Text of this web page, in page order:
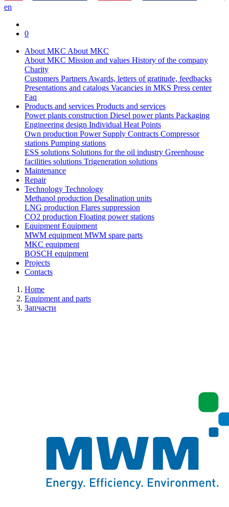
en
0
About MKC About MKC
About MKC Mission and values History of the company
Charity
Customers PartnersAwards, letters of gratitude, feedbacks
Presentations and catalogs Vacancies in MKS Press center
Faq
Products and services Products and services
Power plants construction Diesel power plants Packaging
Engineering design Individual Heat Points
Own production Power Supply Contracts Compressor
stations Pumping stations
ESS solutions Solutions for the oil industry Greenhouse
facilities solutions Trigeneration solutions
Maintenance
Repair
Technology Technology
Methanol production Desalination units
LNG production Flares suppression
СО2 production Floating power stations
EquipmentEquipment
MWM equipmentMWM spare parts
MKC equipment
BOSCH equipment
Projects
Contacts
Home
Equipment and parts
Запчасти